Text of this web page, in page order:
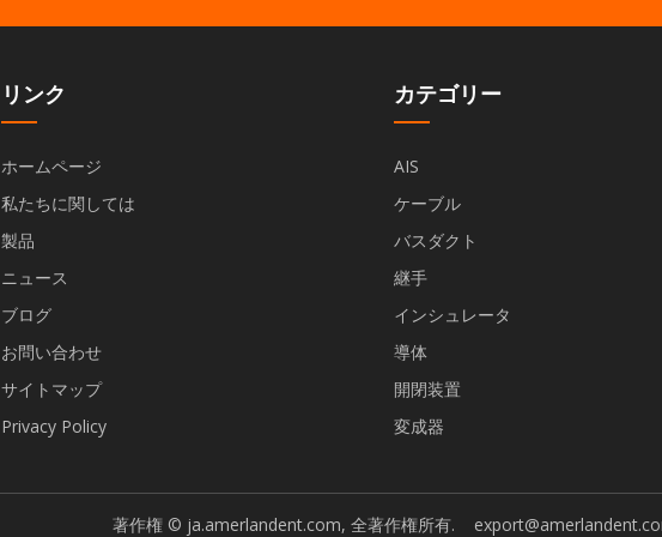
リンク
ホームページ
私たちに関しては
製品
ニュース
ブログ
お問い合わせ
サイトマップ
Privacy Policy
カテゴリー
AIS
ケーブル
バスダクト
継手
インシュレータ
導体
開閉装置
変成器
著作権 © ja.amerlandent.com, 全著作権所有.